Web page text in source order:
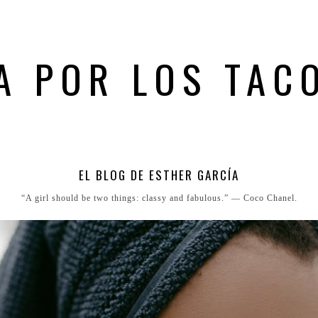
POR LOS
EL BLOG DE ESTHER GARCÍA
“A girl should be two things: classy and fabulous.” ― Coco Chanel.